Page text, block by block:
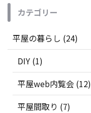
カテゴリー
平屋の暮らし (24)
DIY (1)
平屋web内覧会 (12)
平屋間取り (7)